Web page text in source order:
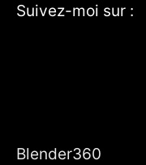
Suivez-moi sur :
Blender360